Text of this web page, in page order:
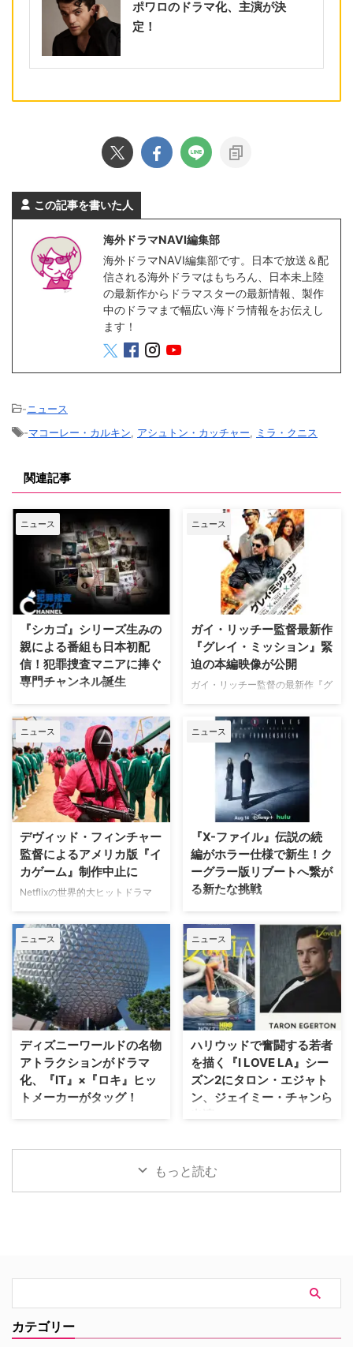
ポワロのドラマ化、主演が決
定！
この記事を書いた人
海外ドラマNAVI編集部
海外ドラマNAVI編集部です。日本で放送＆配
信される海外ドラマはもちろん、日本未上陸
の最新作からドラマスターの最新情報、製作
中のドラマまで幅広い海ドラ情報をお伝えし
ます！
-ニュース
-マコーレー・カルキン アシュトン・カッチャー ミラ・クニス
関連記事
ニュース
『シカゴ』シリーズ生みの
親による番組も日本初配
信！犯罪捜査マニアに捧ぐ
専門チャンネル誕生
日本唯一のミステリードラマ専門
チャンネル「ミステリーチャンネ
ル」が、開局月である8月に展開
する新たなサービスとして、犯罪
捜査に特化した新たな専門チャン
ネル「THE 犯罪捜査ファイル・
チャンネル」をスタート。 『ラ
イン・オブ・デューティ』キャス
トが贈る犯罪ドキュメンタリーも
本チャンネルは、JCOM株式会社
がAmazon Prime Videoで提供す
る新たなチャンネルパッケージサ
ービス「プレミアTVパック」の
の高い犯罪捜査ドラマや放送には
ないクライムドキュメンタリーを
配信する …
ニュース
ガイ・リッチー監督最新作
『グレイ・ミッション』緊
迫の本編映像が公開
ガイ・リッチー監督の最新作『グ
立ち、ジェイク・ギレンホールと
ヘンリー・カヴィルによるスタイ
リッシュなアクションとユーモア
が詰まった本編映像が公開され
た。さらに、著名人たちからの絶
賛コメントも到着した。 最強の
二人が挑む成功率ゼロパーセント
ション』 『シャーロック・ホー
ムズ』や『コードネーム
U.N.C.L.E.』で世界中の映画ファ
ンを熱狂させたガイ・リッチー監
最高に危険なノンストップ・バデ
ィアクションだ。アメリカ海軍 …
ニュース
デヴィッド・フィンチャー
監督によるアメリカ版『イ
カゲーム』制作中止に
Netflixの世界的大ヒットドラマ
ド・フィンチャー監督がメガホン
をとる予定だった英語版スピンオ
フ『Heckler（仮題）』の企画開
発が中止されたことが明らかにな
った。一時は同フランチャイズ初
の英語によるドラマシリーズとし
て期待されていたが、動画配信プ
ラットフォーム側の戦略変更など
を受け、プロジェクトは表舞台か
ら姿を消すこととなった。米
ThePlaylistが報じている。 デヴ
ィッド・フィンチャーが進めてい
ニュース
『X-ファイル』伝説の続
編がホラー仕様で新生！ク
ーグラー版リブートへ繋が
る新たな挑戦
SFサスペンスの金字塔『X-ファ
イル』の劇場版第2作『X-ファイ
ル：真実を求めて』が、18年の時
を経て、クリス・カーター監督の
手によるよりダークなディレクタ
ーズ・カット版として遂に日の目
を浴びることが決定した。 18年
の時を経て明かされる『X-ファイ
本・監督を務めた本作の本来のビ
ジョンが解禁されるにあたり、
Entertainment Weekly（EW）誌
はホラー映画さながらの予告編映
to B …
ニュース
ディズニーワールドの名物
アトラクションがドラマ
化、『IT』×『ロキ』ヒッ
トメーカーがタッグ！
Disney+が、ウォルト・ディズニ
EPCOTを代表する大人気アトラ
クションに着想を得たドラマ作品
パイロット版を発注した。 ディ
わり。』で知られるジェイソン・
フュークスと、ドラマシリーズ
『ロキ』のマイケル・ウォルドロ
ニュース
ハリウッドで奮闘する若者
を描く『I LOVE LA』シー
ズン2にタロン・エジャト
ン、ジェイミー・チャンら
出演
ズン2に、『キングスマン』のタ
ロン・エジャトンや『The
Gifted ザ・ギフテッド』のジェ
ル・セノット（『ボトムス ～最
底で最強？な私たち～』）が製
作・製作総指揮・主演を兼任する
を舞台に人生と恋を模索する野心
もっと読む
カテゴリー